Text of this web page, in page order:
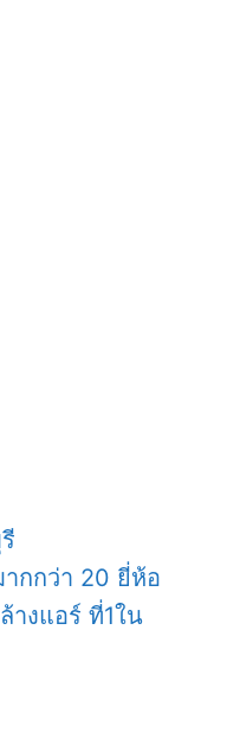
กกว่า 20 ยี่ห้อ
างแอร์ ที่1ใน